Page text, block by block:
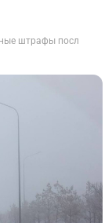
штрафы после